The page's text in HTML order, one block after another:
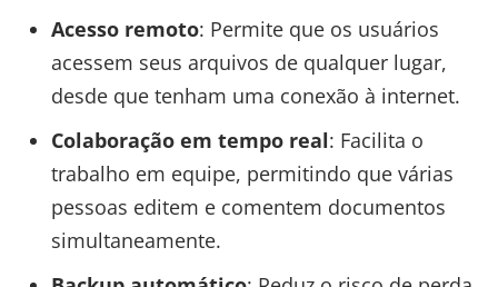
Acesso remoto: Permite que os usuários
acessem seus arquivos de qualquer lugar,
desde que tenham uma conexão à internet.
Colaboração em tempo real: Facilita o
trabalho em equipe, permitindo que várias
pessoas editem e comentem documentos
simultaneamente.